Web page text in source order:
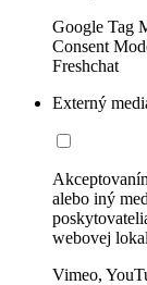
Google Tag
Consent
Freshchat
Externý
alebo iný
webovej
Vimeo,